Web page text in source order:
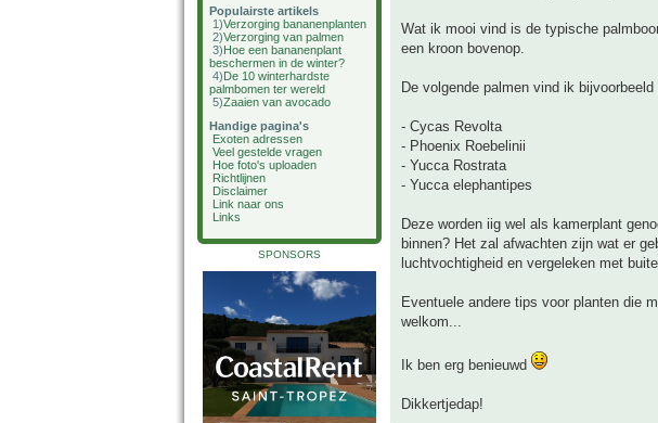
Populairste artikels
1)Verzorging bananenplanten
2)Verzorging van palmen
3)Hoe een bananenplant
beschermen in de winter?
4)De 10 winterhardste
palmbomen ter wereld
5)Zaaien van avocado
Handige pagina's
Exoten adressen
Veel gestelde vragen
Hoe foto's uploaden
Richtlijnen
Disclaimer
Link naar ons
Links
SPONSORS
Wat ik mooi vind is de typische
een kroon bovenop.
De volgende palmen vind ik bijvoorbeeld
- Cycas Revolta
- Phoenix Roebelinii
- Yucca Rostrata
- Yucca elephantipes
Deze worden iig wel als kamerplant
binnen? Het zal afwachten zijn wat er
luchtvochtigheid en vergeleken met
Eventuele andere tips voor planten die
welkom...
Ik ben erg benieuwd
Dikkertjedap!